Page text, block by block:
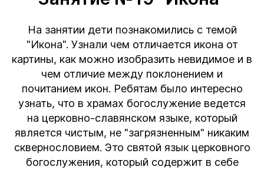
На занятии дети познакомились с темой
"Икона". Узнали чем отличается икона от
картины, как можно изобразить невидимое и в
чем отличие между поклонением и
почитанием икон. Ребятам было интересно
узнать, что в храмах богослужение ведется
на церковно-славянском языке, который
является чистым, не "загрязненным" никаким
сквернословием. Это святой язык церковного
богослужения, который содержит в себе